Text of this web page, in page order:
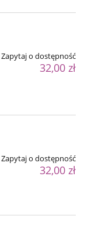
Zapytaj o dostępność
32,00 zł
Zapytaj o dostępność
32,00 zł